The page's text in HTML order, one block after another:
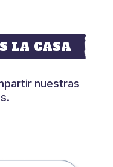
LA CASA
nuestras